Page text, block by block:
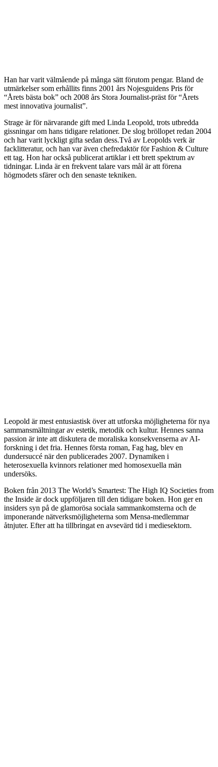
Han har varit välmående på många sätt förutom pengar. Bland de
utmärkelser som erhållits finns 2001 års Nojesguidens Pris för
“Årets bästa bok” och 2008 års Stora Journalist-präst för “Årets
mest innovativa journalist”.
Strage är för närvarande gift med Linda Leopold, trots utbredda
gissningar om hans tidigare relationer. De slog bröllopet redan 2004
och har varit lyckligt gifta sedan dess.Två av Leopolds verk är
facklitteratur, och han var även chefredaktör för Fashion & Culture
ett tag. Hon har också publicerat artiklar i ett brett spektrum av
tidningar. Linda är en frekvent talare vars mål är att förena
högmodets sfärer och den senaste tekniken.
Leopold är mest entusiastisk över att utforska möjligheterna för nya
sammansmältningar av estetik, metodik och kultur. Hennes sanna
passion är inte att diskutera de moraliska konsekvenserna av AI-
forskning i det fria. Hennes första roman, Fag hag, blev en
dundersuccé när den publicerades 2007. Dynamiken i
heterosexuella kvinnors relationer med homosexuella män
undersöks.
Boken från 2013 The World’s Smartest: The High IQ Societies from
the Inside är dock uppföljaren till den tidigare boken. Hon ger en
insiders syn på de glamorösa sociala sammankomsterna och de
imponerande nätverksmöjligheterna som Mensa-medlemmar
åtnjuter. Efter att ha tillbringat en avsevärd tid i mediesektorn.